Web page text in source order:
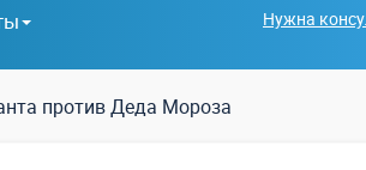
Нужна
против Деда Мороза